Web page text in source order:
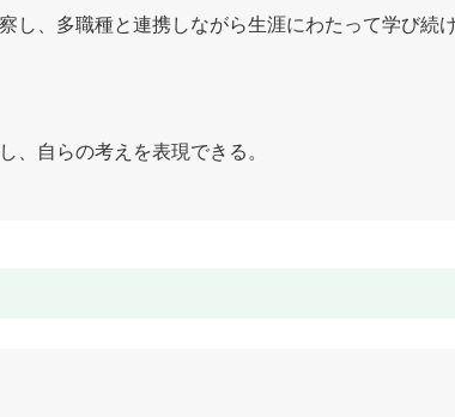
し、多職種と連携しながら生涯にわたって学び続
、自らの考えを表現できる。